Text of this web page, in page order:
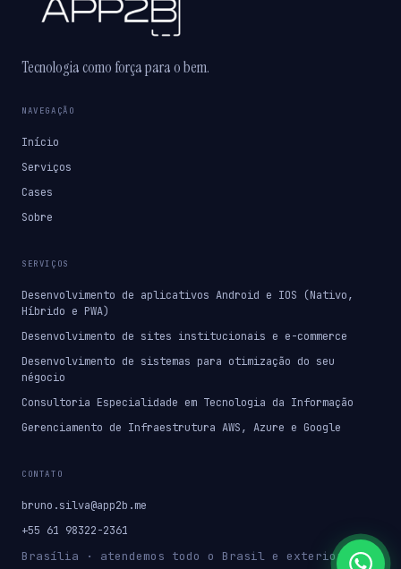
Tecnologia como força para o bem.
NAVEGAÇÃO
Início
Serviços
Cases
Sobre
SERVIÇOS
Desenvolvimento de aplicativos Android e IOS (Nativo,
Híbrido e PWA)
Desenvolvimento de sites institucionais e e-commerce
Desenvolvimento de sistemas para otimização do seu
négocio
Consultoria Especialidade em Tecnologia da Informação
Gerenciamento de Infraestrutura AWS, Azure e Google
CONTATO
bruno.silva@app2b.me
+55 61 98322-2361
Brasília · atendemos todo o Brasil e exterior